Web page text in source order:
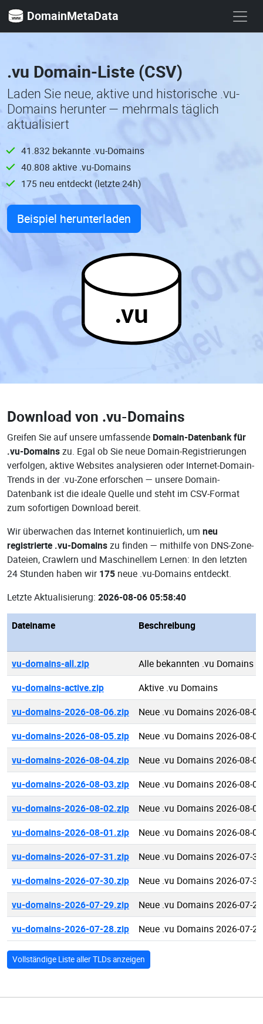
DomainMetaData
.vu Domain-Liste (CSV)
Laden Sie neue, aktive und historische .vu-
Domains herunter — mehrmals täglich
aktualisiert
41.832 bekannte .vu-Domains
40.808 aktive .vu-Domains
175 neu entdeckt (letzte 24h)
Beispiel herunterladen
.vu
Download von .vu-Domains
Greifen Sie auf unsere umfassende Domain-Datenbank für
.vu-Domainszu. Egal ob Sie neue Domain-Registrierungen
verfolgen, aktive Websites analysieren oder Internet-Domain-
Trends in der .vu-Zone erforschen — unsere Domain-
Datenbank ist die ideale Quelle und steht im CSV-Format
zum sofortigen Download bereit.
Wir überwachen das Internet kontinuierlich, um neu
registrierte .vu-Domainszu finden — mithilfe von DNS-Zone-
Dateien, Crawlern und Maschinellem Lernen: In den letzten
24 Stunden haben wir 175 neue .vu-Domains entdeckt.
Letzte Aktualisierung: 2026-08-06 05:58:40
Dateiname Beschreibung
vu-domains-all.zip
Alle bekannten .vu Domains
vu-domains-active.zip
Aktive .vu Domains
vu-domains-2026-08-06.zip
Neue .vu Domains 2026-08-06
vu-domains-2026-08-05.zip
Neue .vu Domains 2026-08-05
vu-domains-2026-08-04.zip
Neue .vu Domains 2026-08-04
vu-domains-2026-08-03.zip
Neue .vu Domains 2026-08-03
vu-domains-2026-08-02.zip
Neue .vu Domains 2026-08-02
vu-domains-2026-08-01.zip
Neue .vu Domains 2026-08-01
vu-domains-2026-07-31.zip
Neue .vu Domains 2026-07-31
vu-domains-2026-07-30.zip
Neue .vu Domains 2026-07-30
vu-domains-2026-07-29.zip
Neue .vu Domains 2026-07-29
vu-domains-2026-07-28.zip
Neue .vu Domains 2026-07-28
Vollständige Liste aller TLDs anzeigen